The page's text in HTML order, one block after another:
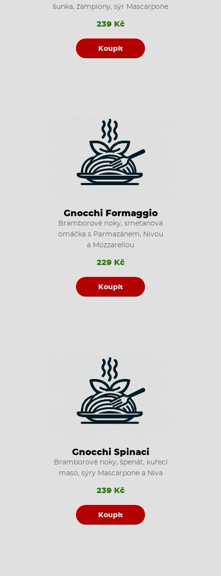
šunka, žampiony, sýr Mascarpone
239 Kč
Koupit
Gnocchi Formaggio
Bramborové noky, smetanová
omáčka s Parmazánem, Nivou
a Mozzarellou
229 Kč
Koupit
Gnocchi Spinaci
Bramborové noky, špenát, kuřecí
maso, sýry Mascarpone a Niva
239 Kč
Koupit